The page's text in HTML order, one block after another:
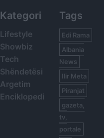
Kategori
Lifestyle
Showbiz
Tech
Shëndetësi
Argetim
Enciklopedi
Tags
Edi Rama
Albania
News
Ilir Meta
Piranjat
gazeta,
tv,
portale